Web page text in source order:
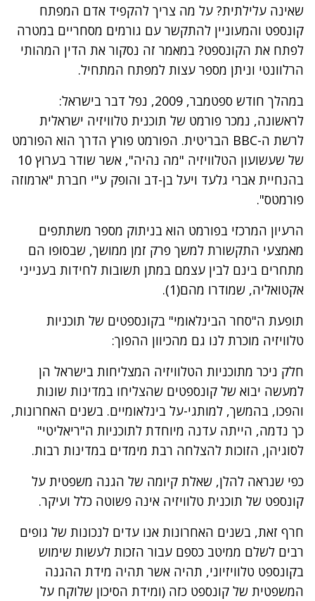
שאינה עלילתית? על מה צריך להקפיד אדם המפתח
קונספט והמעוניין להתקשר עם גורמים מסחריים במטרה
לפתח את הקונספט? במאמר זה נסקור את הדין המהותי
הרלוונטי וניתן מספר עצות למפתח המתחיל.
במהלך חודש ספטמבר, 2009, נפל דבר בישראל:
לראשונה, נמכר פורמט של תוכנית טלוויזיה ישראלית
לרשת ה-BBC הבריטית. הפורמט פורץ הדרך הוא הפורמט
של שעשועון הטלוויזיה "מה נהיה", אשר שודר בערוץ 10
בהנחיית אברי גלעד ויעל בן-דב והופק ע"י חברת "ארמוזה
פורמטס".
הרעיון המרכזי בפורמט הוא בניתוק מספר משתתפים
מאמצעי התקשורת למשך פרק זמן ממושך, שבסופו הם
מתחרים בינם לבין עצמם במתן תשובות לחידות בענייני
אקטואליה, שמודרו מהם(1).
תופעת ה"סחר הבינלאומי" בקונספטים של תוכניות
טלוויזיה מוכרת לנו גם מהכיוון ההפוך:
חלק ניכר מתוכניות הטלוויזיה המצליחות בישראל הן
למעשה יבוא של קונספטים שהצליחו במדינות שונות
והפכו, בהמשך, למותגי-על בינלאומיים. בשנים האחרונות,
כך נדמה, הייתה עדנה מיוחדת לתוכניות ה"ריאליטי"
לסוגיהן, הזוכות להצלחה רבת מימדים במדינות רבות.
כפי שנראה להלן, שאלת קיומה של הגנה משפטית על
קונספט של תוכנית טלוויזיה אינה פשוטה כלל ועיקר.
חרף זאת, בשנים האחרונות אנו עדים לנכונות של גופים
רבים לשלם ממיטב כספם עבור הזכות לעשות שימוש
בקונספט טלוויזיוני, תהיה אשר תהיה מידת ההגנה
המשפטית של קונספט כזה (ומידת הסיכון שלוקח על